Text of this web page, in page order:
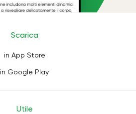
Scarica
in App Store
in Google Play
Utile